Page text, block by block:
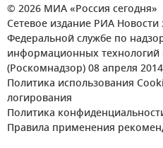
© 2026 МИА «Россия сегодня»
Сетевое издание РИА Новости
Федеральной службе по
информационных
(Роскомнадзор) 08 апреля
Политика использования
логирования
Политика
Правила применения